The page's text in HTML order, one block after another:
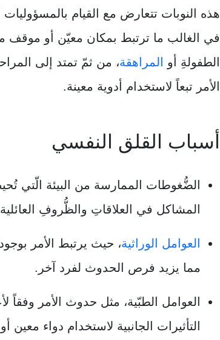
هذه النوبات تتعارض مع القيام بالمسؤوليات
في الغالب ما ترتبط بمكان معيّن أو موقف
الطفولةِ أو
المراهقة، من ثمّ تمتد إلى
الأمر تبعاً لاستخدام أدوية معينة.
أسباب القلق النفسي
الضُّغوطات الممارسة من البيئة الّتي
المشاكل في العلاقاتِ والظُّروفِ
العوامل الوراثية، حيث يرتبط الأمر
مما يزيد فرص الحدوث لفرد آخر.
العوامل الطبّية، مثل حدوث الأمر
التأثيرات الجانبية لاستخدام دواء